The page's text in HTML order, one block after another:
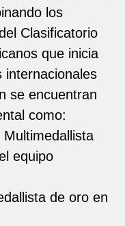
los
Clasificatorio
que inicia
internacionales
se encuentran
como:
equipo
de oro en